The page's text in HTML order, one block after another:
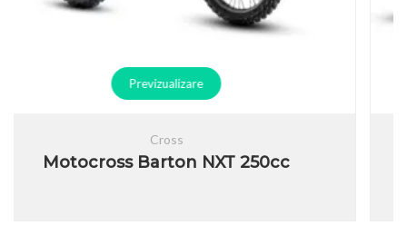
Motocross Barton NXT 300cc